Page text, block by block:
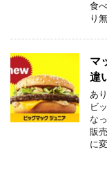
食
り
マ
違
あ
ビ
な
販
に